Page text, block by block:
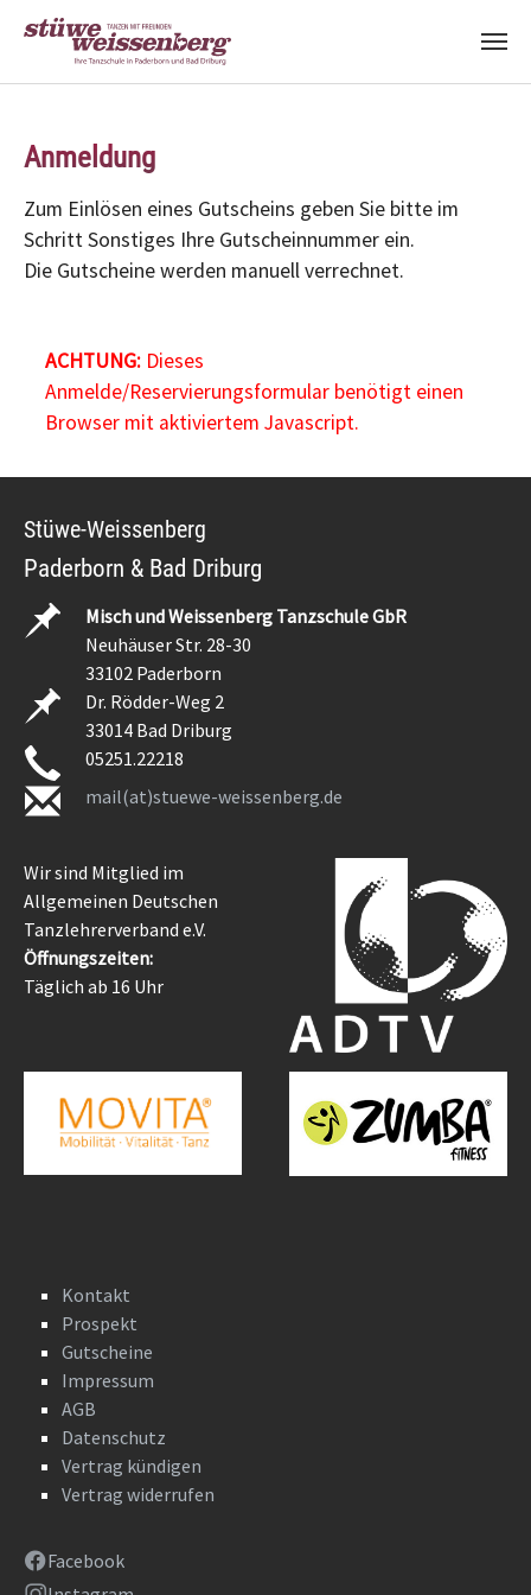
Anmeldung
Zum Einlösen eines Gutscheins geben Sie bitte im
Schritt Sonstiges Ihre Gutscheinnummer ein.
Die Gutscheine werden manuell verrechnet.
ACHTUNG:Dieses
Anmelde/Reservierungsformular benötigt einen
Browser mit aktiviertem Javascript.
Stüwe-Weissenberg
Paderborn & Bad Driburg
Misch und Weissenberg Tanzschule GbR
Neuhäuser Str. 28-30
33102 Paderborn
Dr. Rödder-Weg 2
33014 Bad Driburg
05251.22218
mail(at)stuewe-weissenberg.de
Wir sind Mitglied im
Allgemeinen Deutschen
Tanzlehrerverband e.V.
Öffnungszeiten:
Täglich ab 16 Uhr
Kontakt
Prospekt
Gutscheine
Impressum
AGB
Datenschutz
Vertrag kündigen
Vertrag widerrufen
Facebook